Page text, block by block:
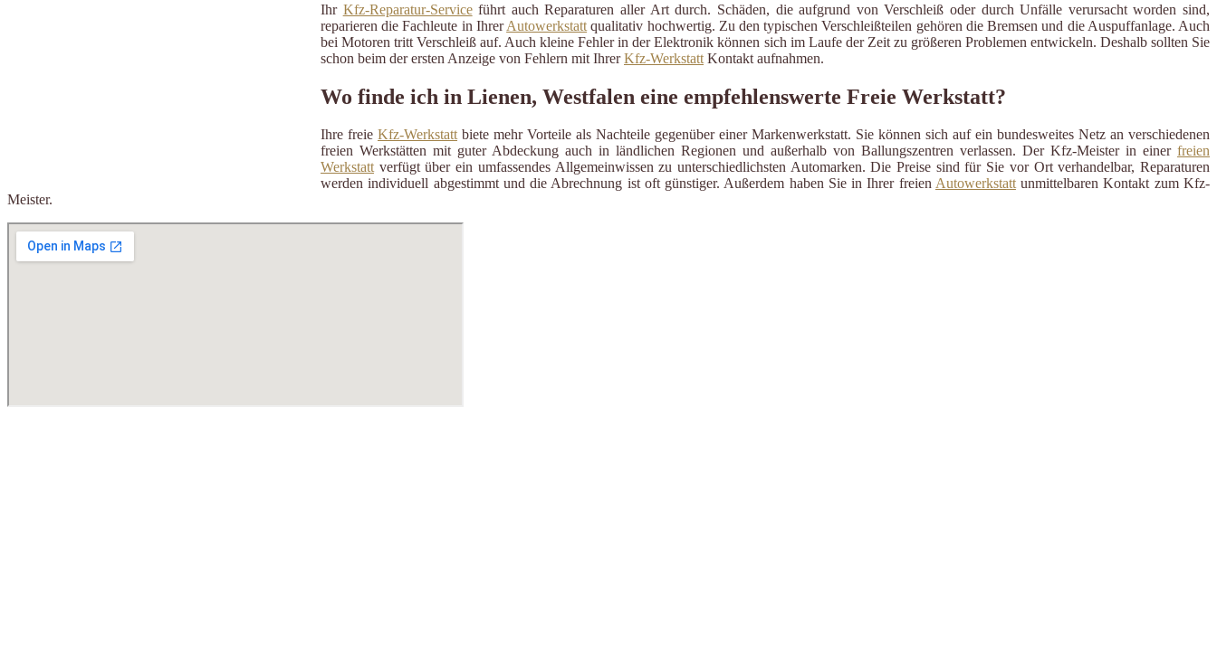
Ihr Kfz-Reparatur-Serviceführt auch Reparaturen aller Art durch. Schäden, die aufgrund von Verschleiß oder durch Unfälle verursacht worden sind,
reparieren die Fachleute in IhrerAutowerkstatt qualitativ hochwertig. Zu den typischen Verschleißteilen gehören die Bremsen und die Auspuffanlage. Auch
bei Motoren tritt Verschleiß auf. Auch kleine Fehler in der Elektronik können sich im Laufe der Zeit zu größeren Problemen entwickeln. Deshalb sollten Sie
schon beim der ersten Anzeige von Fehlern mit IhrerKfz-Werkstatt Kontakt aufnahmen.
Wo finde ich in Lienen, Westfalen eine empfehlenswerte Freie Werkstatt?
Ihre freie Kfz-Werkstattbiete mehr Vorteile als Nachteile gegenüber einer Markenwerkstatt. Sie können sich auf ein bundesweites Netz an verschiedenen
freien Werkstätten mit guter Abdeckung auch in ländlichen Regionen und außerhalb von Ballungszentren verlassen. Der Kfz-Meister in einer freien
Werkstattverfügt über ein umfassendes Allgemeinwissen zu unterschiedlichsten Automarken. Die Preise sind für Sie vor Ort verhandelbar, Reparaturen
werden individuell abgestimmt und die Abrechnung ist oft günstiger. Außerdem haben Sie in Ihrer freien Autowerkstattunmittelbaren Kontakt zum Kfz-
Meister.